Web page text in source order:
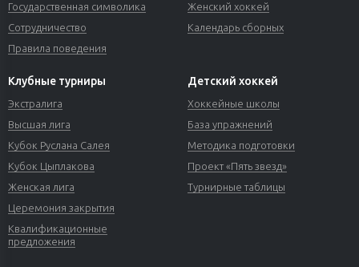
Государственная символика
Сотрудничество
Правила поведения
Женский хоккей
Календарь сборных
Клубные турниры
Экстралига
Высшая лига
Кубок Руслана Салея
Кубок Цыплакова
Женская лига
Церемония закрытия
Квалификационные
предложения
Детский хоккей
Хоккейные школы
База упражнений
Методика подготовки
Проект «Пять звезд»
Турнирные таблицы